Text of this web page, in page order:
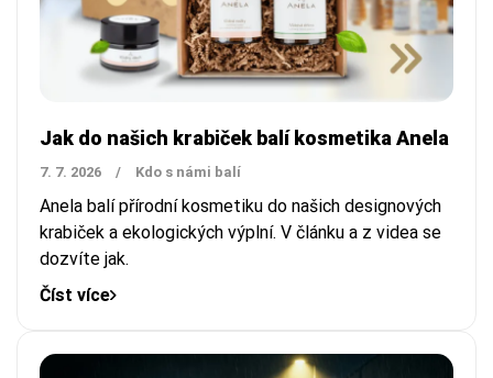
Jak do našich krabiček balí kosmetika Anela
7. 7. 2026 / Kdo s námi balí
Anela balí přírodní kosmetiku do našich designových
krabiček a ekologických výplní. V článku a z videa se
dozvíte jak.
Číst více